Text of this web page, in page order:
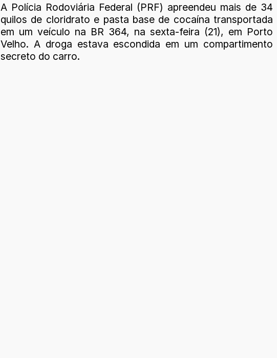
A Polícia Rodoviária Federal (PRF) apreendeu mais de 34
quilos de cloridrato e pasta base de cocaína transportada
em um veículo na BR 364, na sexta-feira (21), em Porto
Velho. A droga estava escondida em um compartimento
secreto do carro.